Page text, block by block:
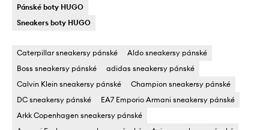
Pánské boty HUGO
Sneakers boty HUGO
Caterpillar sneakersy pánské
Aldo sneakersy pánské
Boss sneakersy pánské
adidas sneakersy pánské
Calvin Klein sneakersy pánské
Champion sneakersy pánské
DC sneakersy pánské
EA7 Emporio Armani sneakersy pánské
Arkk Copenhagen sneakersy pánské